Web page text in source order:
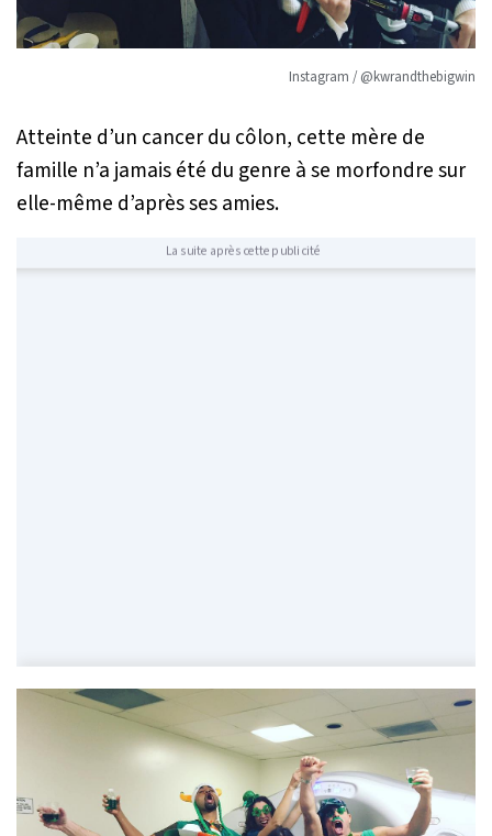
Instagram / @kwrandthebigwin
Atteinte d’un cancer du côlon, cette mère de
famille n’a jamais été du genre à se morfondre sur
elle-même d’après ses amies.
La suite après cette publicité